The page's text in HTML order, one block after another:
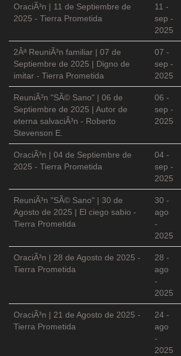
OraciÃ³n | 11 de Septiembre de
2025 - Tierra Prometida
11 -
sep -
2025
2Âª ReuniÃ³n familiar | 07 de
Septiembre de 2025 | Digno de
imitar - Tierra Prometida
07 -
sep -
2025
ReuniÃ³n "SÃ© Sano" | 06 de
Septiembre de 2025 | Autor de
eterna salvaciÃ³n - Roberto
Stevenson E.
06 -
sep -
2025
OraciÃ³n | 04 de Septiembre de
2025 - Tierra Prometida
04 -
sep -
2025
ReuniÃ³n "SÃ© Sano" | 30 de
Agosto de 2025 | El ciego sabio -
Tierra Prometida
30 -
ago
-
2025
OraciÃ³n | 28 de Agosto de 2025 -
Tierra Prometida
28 -
ago
-
2025
OraciÃ³n | 21 de Agosto de 2025 -
Tierra Prometida
24 -
ago
-
2025